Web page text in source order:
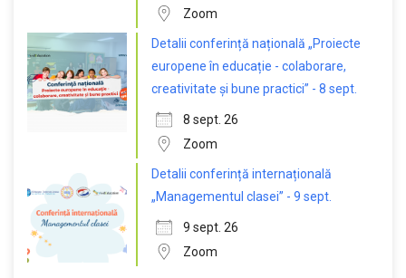
Zoom
Detalii conferință națională „Proiecte
europene în educație - colaborare,
creativitate și bune practici” - 8 sept.
8 sept. 26
Zoom
Detalii conferință internațională
„Managementul clasei” - 9 sept.
9 sept. 26
Zoom